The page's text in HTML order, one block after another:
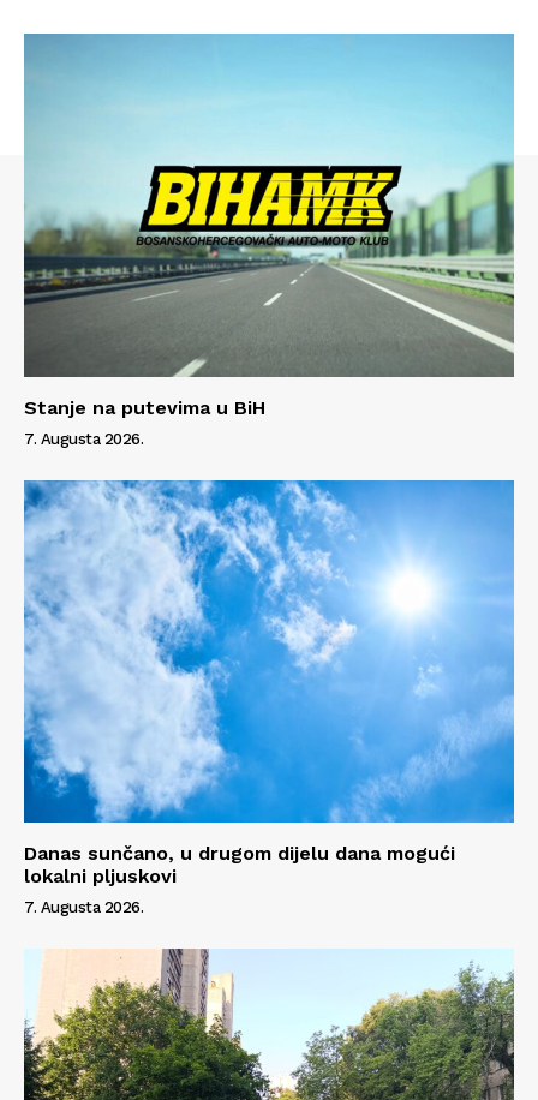
Info
O nama
Kontakt
Impressum
Stanje na putevima u BiH
7. Augusta 2026.
Danas sunčano, u drugom dijelu dana mogući
lokalni pljuskovi
7. Augusta 2026.